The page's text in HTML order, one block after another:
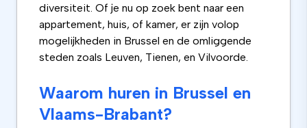
diversiteit. Of je nu op zoek bent naar een
appartement, huis, of kamer, er zijn volop
mogelijkheden in Brussel en de omliggende
steden zoals Leuven, Tienen, en Vilvoorde.
Waarom huren in Brussel en
Vlaams-Brabant?